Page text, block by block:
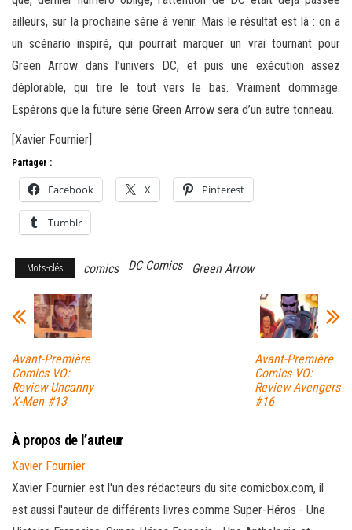
ailleurs, sur la prochaine série à venir. Mais le résultat est là : on a
un scénario inspiré, qui pourrait marquer un vrai tournant pour
Green Arrow dans l’univers DC, et puis une exécution assez
déplorable, qui tire le tout vers le bas. Vraiment dommage.
Espérons que la future série Green Arrow sera d’un autre tonneau.
[Xavier Fournier]
Partager :
Facebook X Pinterest
Tumblr
Mots-clés comics DC Comics Green Arrow
Avant-Première
Comics VO:
Review Uncanny
X-Men #13
Avant-Première
Comics VO:
Review Avengers
#16
À propos de l’auteur
Xavier Fournier
Xavier Fournier est l'un des rédacteurs du site comicbox.com, il
est aussi l'auteur de différents livres comme Super-Héros - Une